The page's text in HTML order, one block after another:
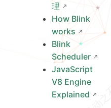
理
How Blink
works
Blink
Scheduler
JavaScript
V8 Engine
Explained